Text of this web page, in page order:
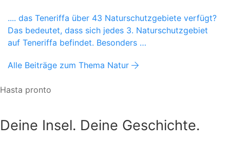
.... das Teneriffa über 43 Naturschutzgebiete verfügt?
Das bedeutet, dass sich jedes 3. Naturschutzgebiet
auf Teneriffa befindet. Besonders …
Alle Beiträge zum Thema Natur
Hasta pronto
Deine Insel. Deine Geschichte.